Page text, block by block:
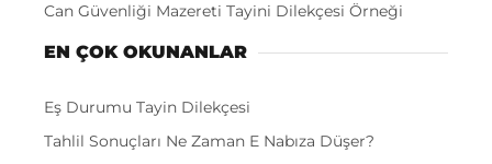
Can Güvenliği Mazereti Tayini Dilekçesi Örneği
EN ÇOK OKUNANLAR
Eş Durumu Tayin Dilekçesi
Tahlil Sonuçları Ne Zaman E Nabıza Düşer?